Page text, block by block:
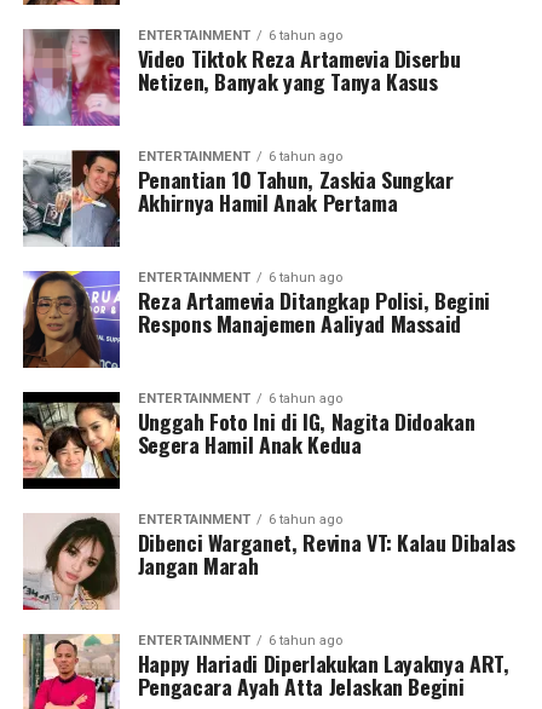
ENTERTAINMENT 6 tahun ago
Video Tiktok Reza Artamevia Diserbu
Netizen, Banyak yang Tanya Kasus
ENTERTAINMENT 6 tahun ago
Penantian 10 Tahun, Zaskia Sungkar
Akhirnya Hamil Anak Pertama
ENTERTAINMENT 6 tahun ago
Reza Artamevia Ditangkap Polisi, Begini
Respons Manajemen Aaliyad Massaid
ENTERTAINMENT 6 tahun ago
Unggah Foto Ini di IG, Nagita Didoakan
Segera Hamil Anak Kedua
ENTERTAINMENT 6 tahun ago
Dibenci Warganet, Revina VT: Kalau Dibalas
Jangan Marah
ENTERTAINMENT 6 tahun ago
Happy Hariadi Diperlakukan Layaknya ART,
Pengacara Ayah Atta Jelaskan Begini